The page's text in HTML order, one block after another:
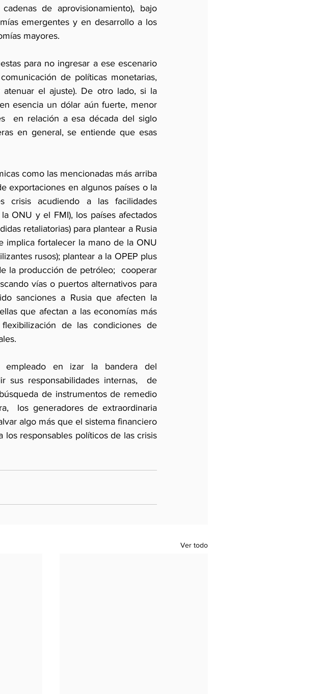
de aprovisionamiento), bajo
emergentes y en desarrollo a los
mayores.
para no ingresar a ese escenario
de políticas monetarias,
el ajuste). De otro lado, si la
esencia un dólar aún fuerte, menor
en relación a esa década del siglo
en general, se entiende que esas
como las mencionadas más arriba
exportaciones en algunos países o la
crisis acudiendo a las facilidades
ONU y el FMI), los países afectados
retaliatorias) para plantear a Rusia
implica fortalecer la mano de la ONU
rusos); plantear a la OPEP plus
la producción de petróleo;  cooperar
vías o puertos alternativos para
sanciones a Rusia que afecten la
que afectan a las economías más
de las condiciones de
empleado en izar la bandera del
sus responsabilidades internas,  de
de instrumentos de remedio
los generadores de extraordinaria
algo más que el sistema financiero
responsables políticos de las crisis
Ver todo